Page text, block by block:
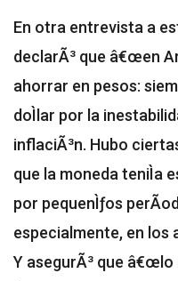
En otra entrevista a
declarÃ³ que â€œen
ahorrar en pesos:
doÌlar por la
inflaciÃ³n. Hubo
que la moneda teniÌa
por pequenÌƒos
especialmente, en los
Y asegurÃ³ que